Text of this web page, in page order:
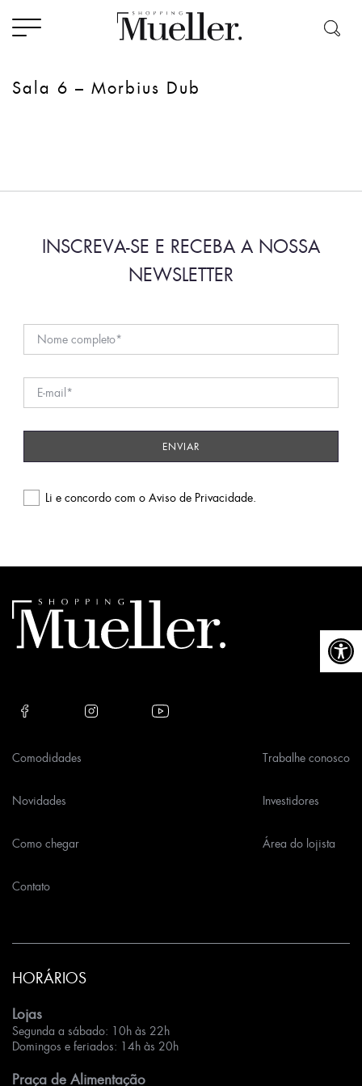
Abrir
Sala 6 – Morbius Dub
INSCREVA-SE E RECEBA A NOSSA
NEWSLETTER
Li e concordo com o Aviso de Privacidade
empty.
Comodidades
Novidades
Como chegar
Contato
Trabalhe conosco
Investidores
Área do lojista
HORÁRIOS
Lojas
Segunda a sábado: 10h às 22h
Domingos e feriados: 14h às 20h
Praça de Alimentação